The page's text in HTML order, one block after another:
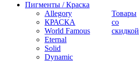
Пигменты / Краска
Allegory
КРАСКА
World Famous
Eternal
Solid
Dynamic
Товары
со
скидкой